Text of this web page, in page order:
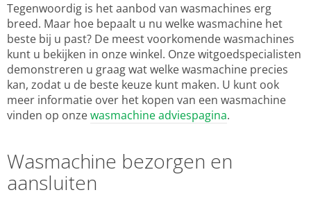
Tegenwoordig is het aanbod van wasmachines erg
breed. Maar hoe bepaalt u nu welke wasmachine het
beste bij u past? De meest voorkomende wasmachines
kunt u bekijken in onze winkel. Onze witgoedspecialisten
demonstreren u graag wat welke wasmachine precies
kan, zodat u de beste keuze kunt maken. U kunt ook
meer informatie over het kopen van een wasmachine
vinden op onzewasmachine adviespagina.
Wasmachine bezorgen en
aansluiten